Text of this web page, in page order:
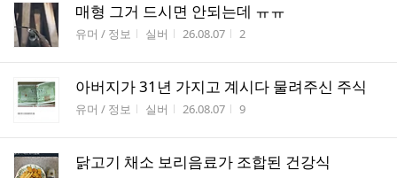
매형 그거 드시면 안되는데 ㅠㅠ
게시판명
유머 / 정보 작성자
실버 작성시간
26.08.07 조회수
2
아버지가 31년 가지고 계시다 물려주신 주식
게시판명
유머 / 정보 작성자
실버 작성시간
26.08.07 조회수
9
닭고기 채소 보리음료가 조합된 건강식